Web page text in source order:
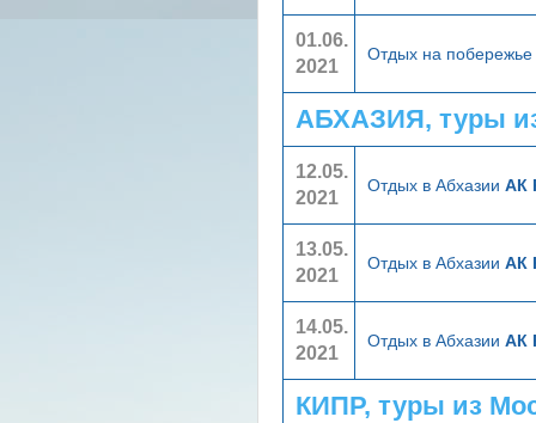
01.06.
2021
Отдых на
АБХАЗИЯ, туры
12.05.
2021
Отдых в Абхазии АК
13.05.
2021
Отдых в Абхазии АК
14.05.
2021
Отдых в Абхазии АК
КИПР, туры из